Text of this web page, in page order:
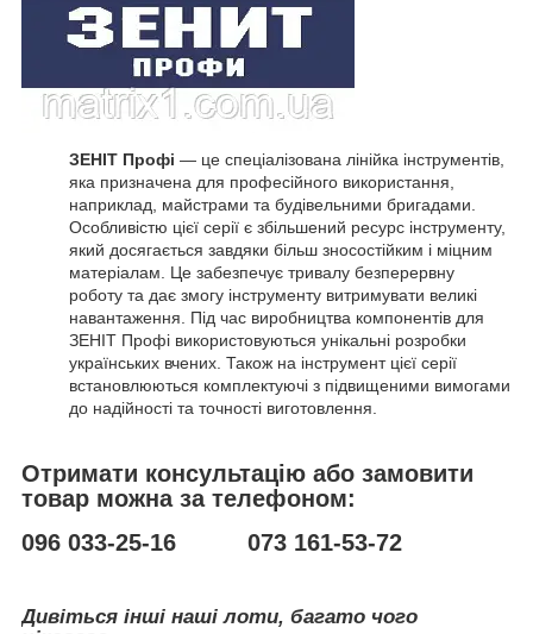
ЗЕНІТ Профі — це спеціалізована лінійка інструментів,
яка призначена для професійного використання,
наприклад, майстрами та будівельними бригадами.
Особливістю цієї серії є збільшений ресурс інструменту,
який досягається завдяки більш зносостійким і міцним
матеріалам. Це забезпечує тривалу безперервну
роботу та дає змогу інструменту витримувати великі
навантаження. Під час виробництва компонентів для
ЗЕНІТ Профі використовуються унікальні розробки
українських вчених. Також на інструмент цієї серії
встановлюються комплектуючі з підвищеними вимогами
до надійності та точності виготовлення.
Отримати консультацію або замовити
товар можна за телефоном:
096 033-25-16 073 161-53-72
Дивіться інші наші лоти, багато чого